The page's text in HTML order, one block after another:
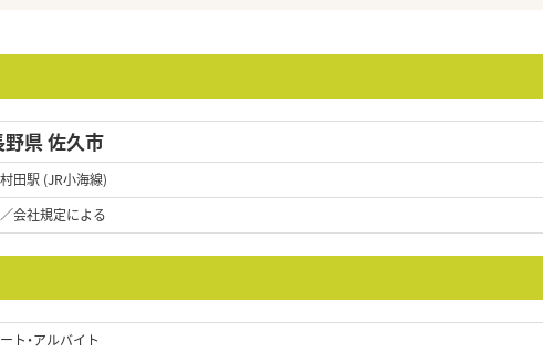
野県 佐久市
田駅 (JR小海線)
会社規定による
ト・アルバイト